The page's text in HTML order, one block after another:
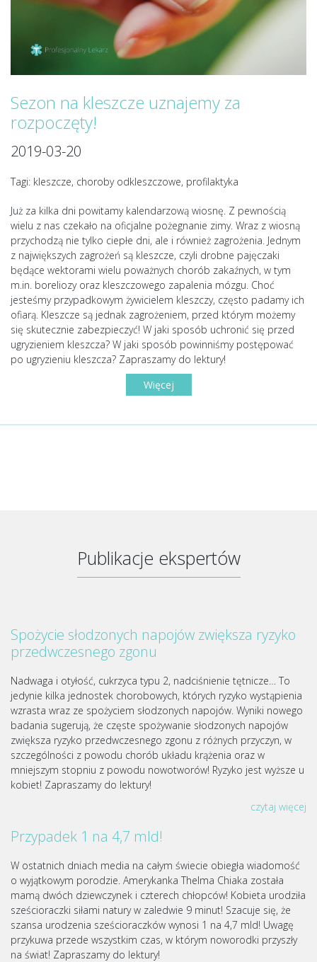
Sezon na kleszcze uznajemy za
rozpoczęty!
2019-03-20
Tagi: kleszcze, choroby odkleszczowe, profilaktyka
Już za kilka dni powitamy kalendarzową wiosnę. Z pewnością
wielu z nas czekało na oficjalne pożegnanie zimy. Wraz z wiosną
przychodzą nie tylko ciepłe dni, ale i również zagrożenia. Jednym
z największych zagrożeń są kleszcze, czyli drobne pajęczaki
będące wektorami wielu poważnych chorób zakaźnych, w tym
m.in. boreliozy oraz kleszczowego zapalenia mózgu. Choć
jesteśmy przypadkowym żywicielem kleszczy, często padamy ich
ofiarą. Kleszcze są jednak zagrożeniem, przed którym możemy
się skutecznie zabezpieczyć! W jaki sposób uchronić się przed
ugryzieniem kleszcza? W jaki sposób powinniśmy postępować
po ugryzieniu kleszcza? Zapraszamy do lektury!
Więcej
Publikacje ekspertów
Spożycie słodzonych napojów zwiększa ryzyko
przedwczesnego zgonu
Nadwaga i otyłość, cukrzyca typu 2, nadciśnienie tętnicze… To
jedynie kilka jednostek chorobowych, których ryzyko wystąpienia
wzrasta wraz ze spożyciem słodzonych napojów. Wyniki nowego
badania sugerują, że częste spożywanie słodzonych napojów
zwiększa ryzyko przedwczesnego zgonu z różnych przyczyn, w
szczególności z powodu chorób układu krążenia oraz w
mniejszym stopniu z powodu nowotworów! Ryzyko jest wyższe u
kobiet! Zapraszamy do lektury!
czytaj więcej
Przypadek 1 na 4,7 mld!
W ostatnich dniach media na całym świecie obiegła wiadomość
o wyjątkowym porodzie. Amerykanka Thelma Chiaka została
mamą dwóch dziewczynek i czterech chłopców! Kobieta urodziła
sześcioraczki siłami natury w zaledwie 9 minut! Szacuje się, że
szansa urodzenia sześcioraczków wynosi 1 na 4,7 mld! Uwagę
przykuwa przede wszystkim czas, w którym noworodki przyszły
na świat! Zapraszamy do lektury!